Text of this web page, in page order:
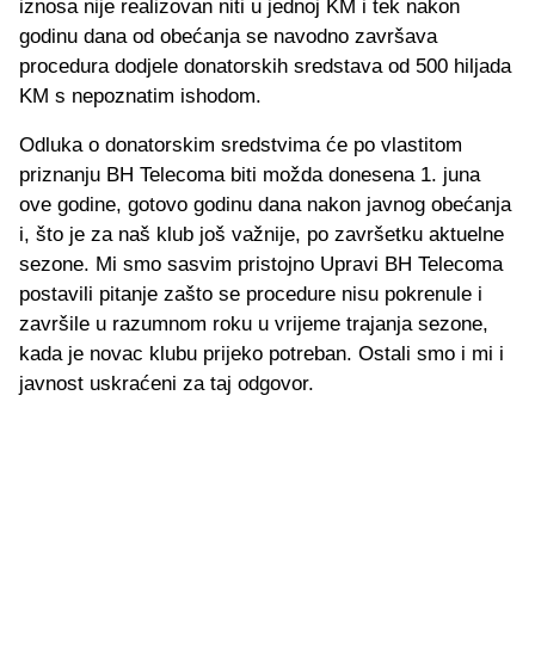
iznosa nije realizovan niti u jednoj KM i tek nakon
godinu dana od obećanja se navodno završava
procedura dodjele donatorskih sredstava od 500 hiljada
KM s nepoznatim ishodom.
Odluka o donatorskim sredstvima će po vlastitom
priznanju BH Telecoma biti možda donesena 1. juna
ove godine, gotovo godinu dana nakon javnog obećanja
i, što je za naš klub još važnije, po završetku aktuelne
sezone. Mi smo sasvim pristojno Upravi BH Telecoma
postavili pitanje zašto se procedure nisu pokrenule i
završile u razumnom roku u vrijeme trajanja sezone,
kada je novac klubu prijeko potreban. Ostali smo i mi i
javnost uskraćeni za taj odgovor.